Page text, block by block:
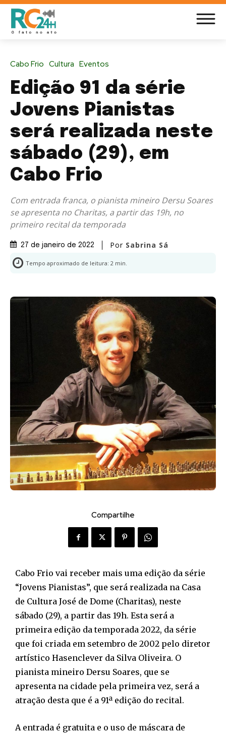
Cabo Frio Cultura Eventos
Edição 91 da série
Jovens Pianistas
será realizada neste
sábado (29), em
Cabo Frio
Com entrada franca, o pianista mineiro Dersu Soares
se apresenta no Charitas, a partir das 19h, no
primeiro recital da temporada
27 de janeiro de 2022 Por Sabrina Sá
Tempo aproximado de leitura: 2 min.
Compartilhe
Cabo Frio vai receber mais uma edição da série
“Jovens Pianistas”, que será realizada na Casa
de Cultura José de Dome (Charitas), neste
sábado (29), a partir das 19h. Esta será a
primeira edição da temporada 2022, da série
que foi criada em setembro de 2002 pelo diretor
artístico Hasenclever da Silva Oliveira. O
pianista mineiro Dersu Soares, que se
apresenta na cidade pela primeira vez, será a
atração desta que é a 91ª edição do recital.
A entrada é gratuita e o uso de máscara de